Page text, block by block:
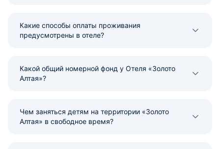
Какие способы оплаты проживания
предусмотрены в отеле?
Какой общий номерной фонд у Отеля «Золото
Алтая»?
Чем заняться детям на территории «Золото
Алтая» в свободное время?